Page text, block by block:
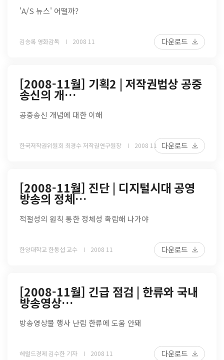
'A/S 뉴스' 어떨까?
김승록 영화감독 2008 11 다운로드
[2008-11월] 기획2 | 저작권법상 공중
송신의 개…
공중송신 개념에 대한 이해
한국저작권위원회 최경수 저작권연구원장 2008 11 다운로드
[2008-11월] 진단 | 디지털시대 공영
방송의 정체…
적절성의 원칙 통한 정체성 확립해 나가야
한양대학교 한동섭 교수 2008 11 다운로드
[2008-11월] 긴급 점검 | 한류와 국내
방송영상…
방송영상물 행사 난립 한류에 도움 안돼
헤럴드경제 김수한 기자 2008 11 다운로드